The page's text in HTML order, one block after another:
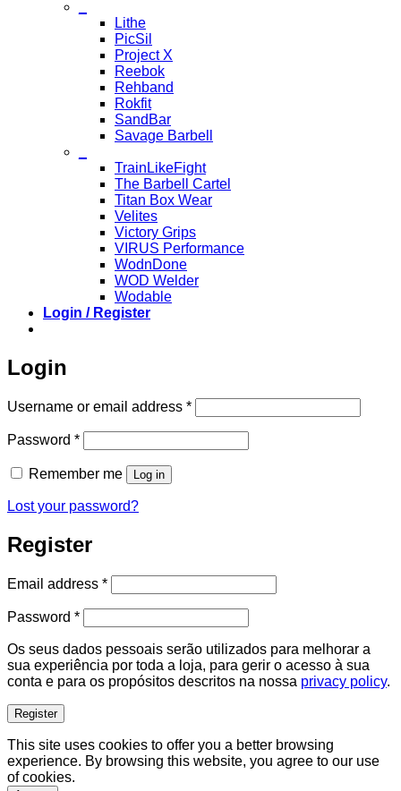
Lithe
PicSil
Project X
Reebok
Rehband
Rokfit
SandBar
Savage Barbell
TrainLikeFight
The Barbell Cartel
Titan Box Wear
Velites
Victory Grips
VIRUS Performance
WodnDone
WOD Welder
Wodable
Login / Register
Login
Username or email address *Required
Password *Required
Remember me Log in
Lost your password?
Register
Email address *Required
Password *Required
Os seus dados pessoais serão utilizados para melhorar a
sua experiência por toda a loja, para gerir o acesso à sua
conta e para os propósitos descritos na nossa privacy policy.
Register
This site uses cookies to offer you a better browsing
experience. By browsing this website, you agree to our use
of cookies.